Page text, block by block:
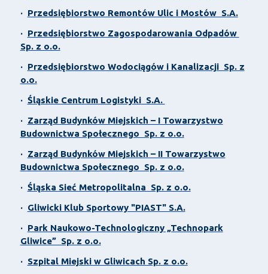
· Przedsiębiorstwo Remontów Ulic i Mostów S.A.
· Przedsiębiorstwo Zagospodarowania Odpadów
Sp. z o.o.
· Przedsiębiorstwo Wodociągów i Kanalizacji Sp. z
o.o.
· Śląskie Centrum Logistyki S.A.
· Zarząd Budynków Miejskich – I Towarzystwo
Budownictwa Społecznego Sp. z o.o.
· Zarząd Budynków Miejskich – II Towarzystwo
Budownictwa Społecznego Sp. z o.o.
· Śląska Sieć Metropolitalna Sp. z o.o.
· Gliwicki Klub Sportowy "PIAST" S.A.
· Park Naukowo-Technologiczny „Technopark
Gliwice” Sp. z o.o.
· Szpital Miejski w Gliwicach Sp. z o.o.